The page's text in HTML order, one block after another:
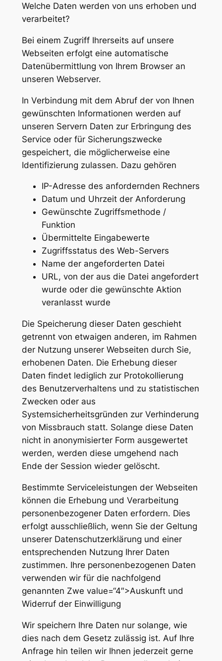
Welche Daten werden von uns erhoben und
verarbeitet?
Bei einem Zugriff Ihrerseits auf unsere
Webseiten erfolgt eine automatische
Datenübermittlung von Ihrem Browser an
unseren Webserver.
In Verbindung mit dem Abruf der von Ihnen
gewünschten Informationen werden auf
unseren Servern Daten zur Erbringung des
Service oder für Sicherungszwecke
gespeichert, die möglicherweise eine
Identifizierung zulassen. Dazu gehören
IP-Adresse des anfordernden Rechners
Datum und Uhrzeit der Anforderung
Gewünschte Zugriffsmethode /
Funktion
Übermittelte Eingabewerte
Zugriffsstatus des Web-Servers
Name der angeforderten Datei
URL, von der aus die Datei angefordert
wurde oder die gewünschte Aktion
veranlasst wurde
Die Speicherung dieser Daten geschieht
getrennt von etwaigen anderen, im Rahmen
der Nutzung unserer Webseiten durch Sie,
erhobenen Daten. Die Erhebung dieser
Daten findet lediglich zur Protokollierung
des Benutzerverhaltens und zu statistischen
Zwecken oder aus
Systemsicherheitsgründen zur Verhinderung
von Missbrauch statt. Solange diese Daten
nicht in anonymisierter Form ausgewertet
werden, werden diese umgehend nach
Ende der Session wieder gelöscht.
Bestimmte Serviceleistungen der Webseiten
können die Erhebung und Verarbeitung
personenbezogener Daten erfordern. Dies
erfolgt ausschließlich, wenn Sie der Geltung
unserer Datenschutzerklärung und einer
entsprechenden Nutzung Ihrer Daten
zustimmen. Ihre personenbezogenen Daten
verwenden wir für die nachfolgend
genannten Zwe value=“4″>Auskunft und
Widerruf der Einwilligung
Wir speichern Ihre Daten nur solange, wie
dies nach dem Gesetz zulässig ist. Auf Ihre
Anfrage hin teilen wir Ihnen jederzeit gerne